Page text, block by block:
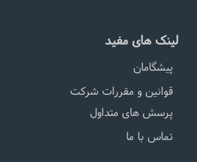
لینک های مفید
پیشگامان
قوانین و مقررات شرکت
پرسش های متداول
تماس با ما